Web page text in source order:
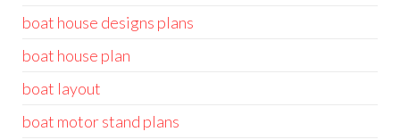
boat house designs plans
boat house plan
boat layout
boat motor stand plans